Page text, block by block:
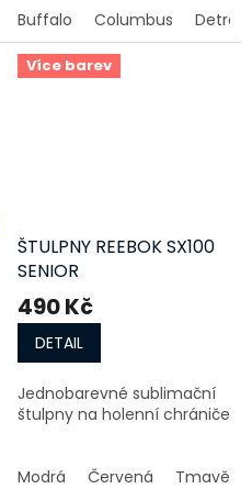
Pittsburgh Tampa Bay
Buffalo Columbus Detroit
Tampa Bay
Více barev
ŠTULPNY REEBOK SX100
SENIOR
490 Kč
DETAIL
Jednobarevné sublimační
štulpny na holenní chrániče
Modrá Červená Tmavě